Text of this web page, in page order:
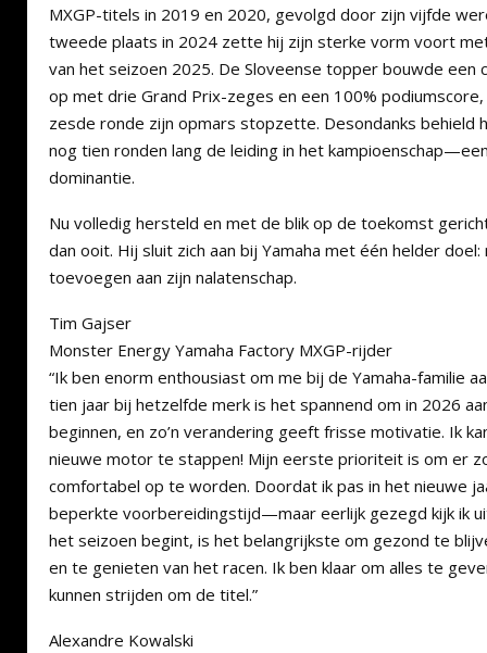
MXGP-titels in 2019 en 2020, gevolgd door zijn vijfde
tweede plaats in 2024 zette hij zijn sterke vorm voort
van het seizoen 2025. De Sloveense topper bouwde
op met drie Grand Prix-zeges en een 100%
zesde ronde zijn opmars stopzette. Desondanks behield
nog tien ronden lang de leiding in het
dominantie.
Nu volledig hersteld en met de blik op de toekomst
dan ooit. Hij sluit zich aan bij Yamaha met één helder
toevoegen aan zijn nalatenschap.
Tim Gajser
Monster Energy Yamaha Factory MXGP-rijder
“Ik ben enorm enthousiast om me bij de Yamaha-familie
tien jaar bij hetzelfde merk is het spannend om in 2026
beginnen, en zo’n verandering geeft frisse motivatie. Ik
nieuwe motor te stappen! Mijn eerste prioriteit is om er
comfortabel op te worden. Doordat ik pas in het nieuwe
beperkte voorbereidingstijd—maar eerlijk gezegd kijk ik
het seizoen begint, is het belangrijkste om gezond te
en te genieten van het racen. Ik ben klaar om alles te
kunnen strijden om de titel.”
Alexandre Kowalski